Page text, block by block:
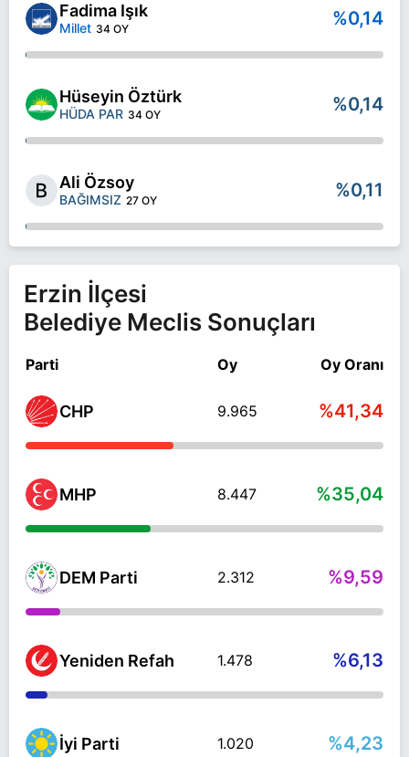
Fadima Işık
Millet 34 OY %0,14
Hüseyin Öztürk
HÜDA PAR 34 OY %0,14
Ali Özsoy
BAĞIMSIZ 27 OY %0,11
Erzin İlçesi
Belediye Meclis Sonuçları
Parti Oy Oy Oranı
CHP 9.965 %41,34
MHP 8.447 %35,04
DEM Parti 2.312 %9,59
Yeniden Refah 1.478 %6,13
İyi Parti 1.020 %4,23